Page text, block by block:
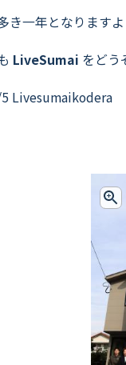
き一年となります
LiveSumai をどう
Livesumaikodera